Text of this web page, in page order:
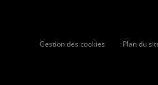
Gestion des cookies Plan du